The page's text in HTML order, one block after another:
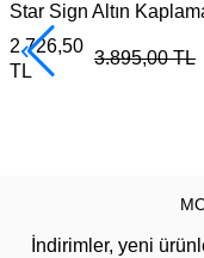
Star Sign Altın
2.726,50
TL
3.895,00TL
İndirimler, yeni